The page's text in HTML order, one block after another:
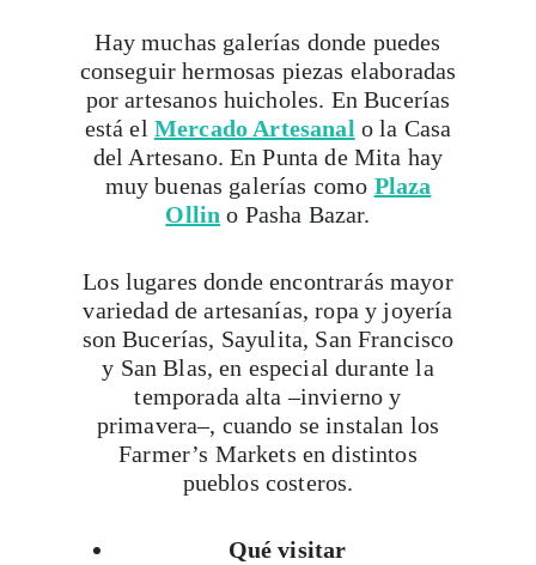
Hay muchas galerías donde puedes
conseguir hermosas piezas elaboradas
por artesanos huicholes. En Bucerías
está el Mercado Artesanal o la Casa
del Artesano. En Punta de Mita hay
muy buenas galerías como Plaza
Ollin o Pasha Bazar.
Los lugares donde encontrarás mayor
variedad de artesanías, ropa y joyería
son Bucerías, Sayulita, San Francisco
y San Blas, en especial durante la
temporada alta –invierno y
primavera–, cuando se instalan los
Farmer’s Markets en distintos
pueblos costeros.
Qué visitar